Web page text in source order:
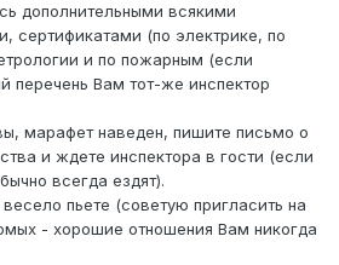
дополнительными всякими
сертификатами (по электрике, по
и по пожарным (если
перечень Вам тот-же инспектор
марафет наведен, пишите письмо о
и ждете инспектора в гости (если
всегда ездят).
пьете (советую пригласить на
- хорошие отношения Вам никогда